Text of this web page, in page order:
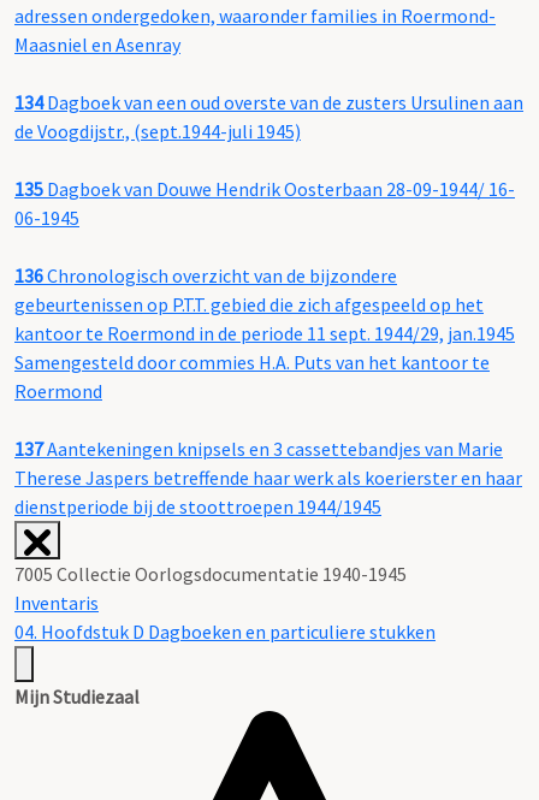
adressen ondergedoken, waaronder families in Roermond-
Maasniel en Asenray
134Dagboek van een oud overste van de zusters Ursulinen aan
de Voogdijstr., (sept.1944-juli 1945)
135 Dagboek van Douwe Hendrik Oosterbaan 28-09-1944/ 16-
06-1945
136Chronologisch overzicht van de bijzondere
gebeurtenissen op P.T.T. gebied die zich afgespeeld op het
kantoor te Roermond in de periode 11 sept. 1944/29, jan.1945
Samengesteld door commies H.A. Puts van het kantoor te
Roermond
137Aantekeningen knipsels en 3 cassettebandjes van Marie
Therese Jaspers betreffende haar werk als koerierster en haar
dienstperiode bij de stoottroepen 1944/1945
7005 Collectie Oorlogsdocumentatie 1940-1945
Inventaris
04. Hoofdstuk D Dagboeken en particuliere stukken
Mijn Studiezaal